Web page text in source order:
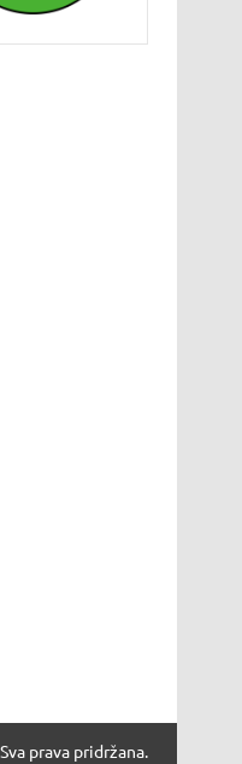
prava pridržana.